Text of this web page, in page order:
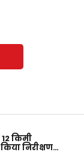
किमी
निरीक्षण…